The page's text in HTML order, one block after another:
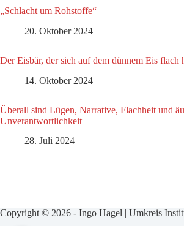
„Schlacht um Rohstoffe“
20. Oktober 2024
Der Eisbär, der sich auf dem dünnem Eis flach
14. Oktober 2024
Überall sind Lügen, Narrative, Flachheit und
Unverantwortlichkeit
28. Juli 2024
Copyright © 2026 - Ingo Hagel | Umkreis